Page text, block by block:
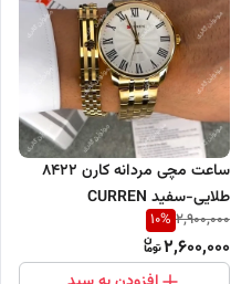
ساعت مچی مردانه کارن 8422
طلایی-سفید CURREN
2,900,000
10%
2,600,000